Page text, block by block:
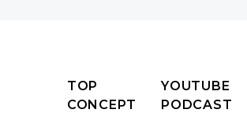
TOP
CONCEPT
YOUTUBE
PODCAST